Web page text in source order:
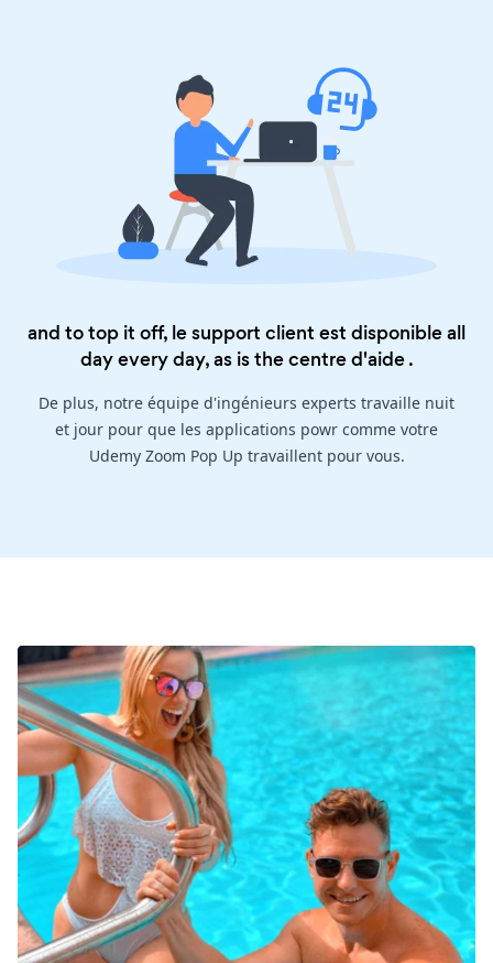
and to top it off, le support client est disponible all
day every day, as is thecentre d'aide.
De plus, notre équipe d'ingénieurs experts travaille nuit
et jour pour que les applications powr comme votre
Udemy Zoom Pop Up travaillent pour vous.